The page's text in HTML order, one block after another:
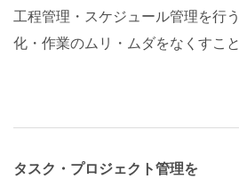
工程管理・スケジュール管理を行
化・作業のムリ・ムダをなくすこ
タスク・プロジェクト管理を